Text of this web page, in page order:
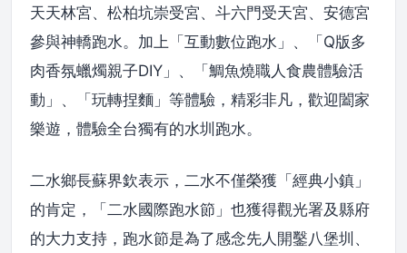
天天林宮、松柏坑崇受宮、斗六門受天宮、安德宮
參與神轎跑水。加上「互動數位跑水」、「Q版多
肉香氛蠟燭親子DIY」、「鯛魚燒職人食農體驗活
動」、「玩轉捏麵」等體驗，精彩非凡，歡迎闔家
樂遊，體驗全台獨有的水圳跑水。
二水鄉長蘇界欽表示，二水不僅榮獲「經典小鎮」
的肯定，「二水國際跑水節」也獲得觀光署及縣府
的大力支持，跑水節是為了感念先人開鑿八堡圳、